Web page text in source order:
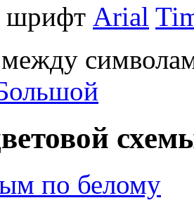
шрифт Arial
по белому